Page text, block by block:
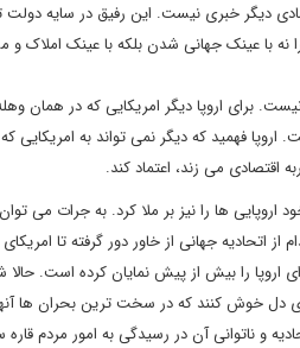
دیگر خبری نیست. این رفیق در سایه دولت
با عینک جهانی شدن بلکه با عینک املاک و
نیست. برای اروپا دیگر امریکایی که در
فهمید که دیگر نمی تواند به امریکایی
می زند، اعتماد کند.
اروپایی ها را نیز بر ملا کرد. به جرات می
اتحادیه جهانی از خاور دور گرفته تا
را بیش از پیش نمایان کرده است. حالا
ای دل خوش کنند که در سخت ترین بحران ها
و ناتوانی آن در رسیدگی به امور مردم قاره